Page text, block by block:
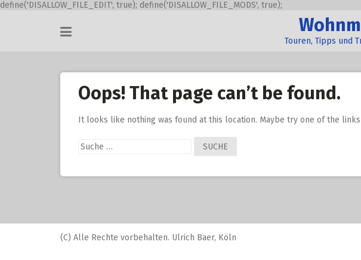
define('DISALLOW_FILE_EDIT', true); define('DISALLOW_FILE_MODS', true);
Touren, Tipps und
Oops! That page can’t be found.
It looks like nothing was found at this location. Maybe try one of the
Suche
nach:
(C) Alle Rechte vorbehalten. Ulrich Baer, Köln